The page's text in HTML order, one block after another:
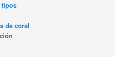
tipos
de coral